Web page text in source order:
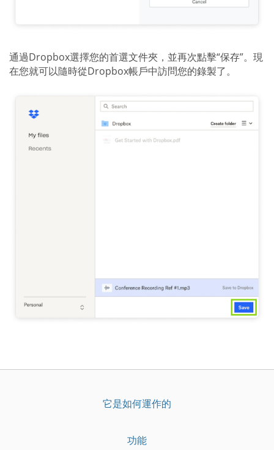
通過Dropbox選擇您的首選文件夾，並再次點擊“保存”。現
在您就可以隨時從Dropbox帳戶中訪問您的錄製了。
它是如何運作的
功能